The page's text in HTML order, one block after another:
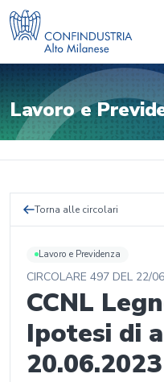
Lavoro e
Torna alle circolari
Lavoro e Previdenza
CIRCOLARE 497 DEL 22/
CCNL
Ipotesi di
20.06.2023